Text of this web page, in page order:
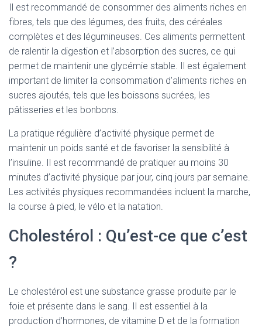
Il est recommandé de consommer des aliments riches en
fibres, tels que des légumes, des fruits, des céréales
complètes et des légumineuses. Ces aliments permettent
de ralentir la digestion et l’absorption des sucres, ce qui
permet de maintenir une glycémie stable. Il est également
important de limiter la consommation d’aliments riches en
sucres ajoutés, tels que les boissons sucrées, les
pâtisseries et les bonbons.
La pratique régulière d’activité physique permet de
maintenir un poids santé et de favoriser la sensibilité à
l’insuline. Il est recommandé de pratiquer au moins 30
minutes d’activité physique par jour, cinq jours par semaine.
Les activités physiques recommandées incluent la marche,
la course à pied, le vélo et la natation.
Cholestérol : Qu’est-ce que c’est
?
Le cholestérol est une substance grasse produite par le
foie et présente dans le sang. Il est essentiel à la
production d’hormones, de vitamine D et de la formation